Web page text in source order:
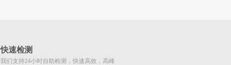
快速检测
我们支持24小时自助检测，快速高效，高峰